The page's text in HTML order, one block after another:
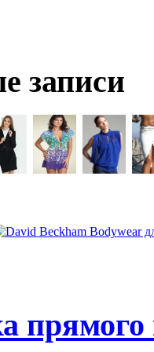
записи
прямого